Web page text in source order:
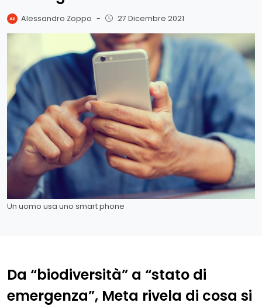
Alessandro Zoppo - 27 Dicembre 2021
Un uomo usa uno smart phone
Da “biodiversità” a “stato di
emergenza”, Meta rivela di cosa si